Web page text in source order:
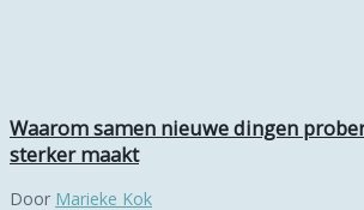
Waarom samen nieuwe dingen
sterker maakt
Door Marieke Kok